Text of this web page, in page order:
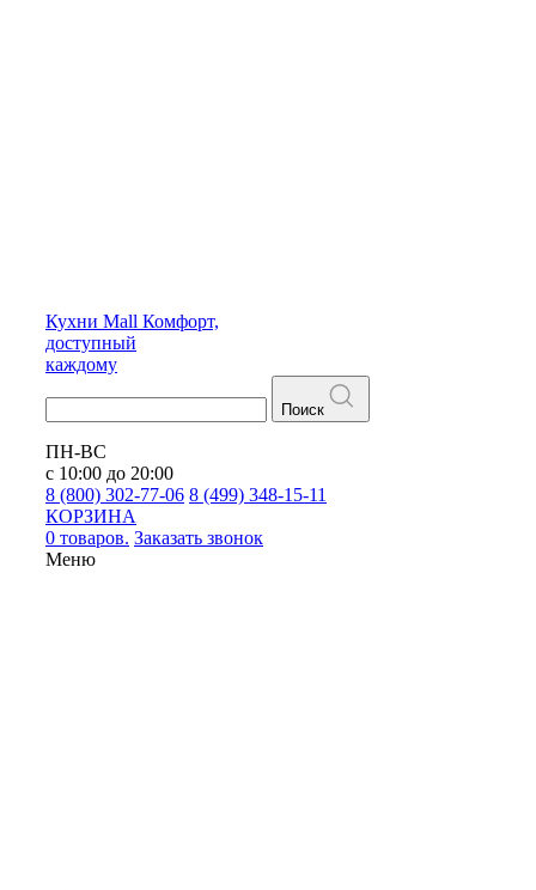
Кухни Mall Комфорт,
доступный
каждому
Поиск
ПН-ВС
с 10:00 до 20:00
8 (800) 302-77-06 8 (499) 348-15-11
КОРЗИНА
0 товаров. Заказать звонок
Меню